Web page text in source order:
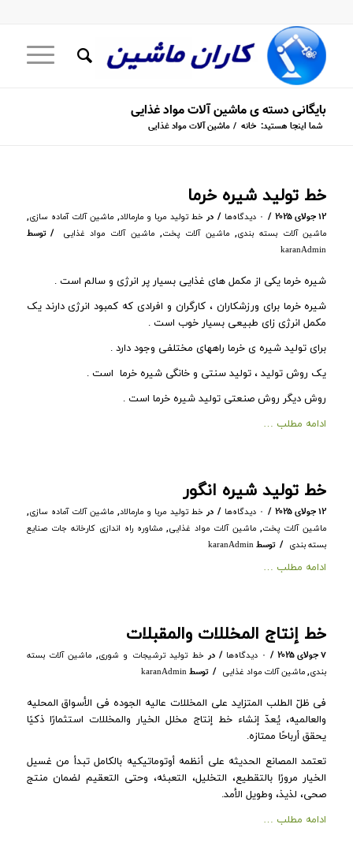
بایگانی دسته ی ماشین آلات مواد غذایی
شما اینجا هستید: خانه / ماشین آلات مواد غذایی
خط تولید شیره خرما
۱۲ جولای ۲۰۲۵ / ۰ دیدگاه‌ها / در خط تولید مربا و مارمالاد, ماشین آلات آماده سازی,
ماشین آلات بسته بندی,ماشین آلات پخت, ماشین آلات مواد غذایی / توسط
karanAdmin
شیره خرما یکی از مکمل های غذایی بسیار پر انرژی و سالم است .
شیره خرما برای ورزشکاران ، کارگران و افرادی که کمبود انرژی دارند یک
مکمل انرژی زای طبیعی بسیار خوب است .
برای تولید شیره ی خرما راههای مختلفی وجود دارد .
یک روش تولید ، تولید سنتی و خانگی شیره خرما است .
روش دیگر روش صنعتی تولید شیره خرما است .
ادامه مطلب …
خط تولید شیره انگور
۱۲ جولای ۲۰۲۵ / ۰ دیدگاه‌ها / در خط تولید مربا و مارمالاد, ماشین آلات آماده سازی,
ماشین آلات پخت, ماشین آلات مواد غذایی,مشاوره راه اندازی کارخانه جات صنایع
بسته بندی / توسط karanAdmin
ادامه مطلب …
خط إنتاج المخللات والمقبلات
۷ جولای ۲۰۲۵ / ۰ دیدگاه‌ها / در خط تولید ترشیجات و شوری, ماشین آلات بسته
بندی, ماشین آلات مواد غذایی / توسط karanAdmin
فی ظلّ الطلب المتزاید على المخللات عالیه الجوده فی الأسواق المحلیه
والعالمیه، یُعدّ إنشاء خط إنتاج مخلل الخیار والمخللات استثمارًا ذکیًا
یحقق أرباحًا ممتازه.
تعتمد المصانع الحدیثه على أنظمه أوتوماتیکیه بالکامل تبدأ من غسیل
الخیار مرورًا بالتقطیع، التخلیل، التعبئه، وحتى التعقیم لضمان منتج
صحی، لذیذ، وطویل الأمد.
ادامه مطلب …